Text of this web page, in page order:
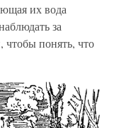
их вода
за
понять, что